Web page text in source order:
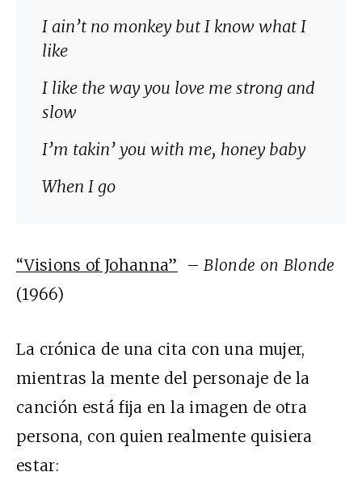
I ain’t no monkey but I know what I
like
I like the way you love me strong and
slow
I’m takin’ you with me, honey baby
When I go
“Visions of Johanna” – Blonde on Blonde
(1966)
La crónica de una cita con una mujer,
mientras la mente del personaje de la
canción está fija en la imagen de otra
persona, con quien realmente quisiera
estar: